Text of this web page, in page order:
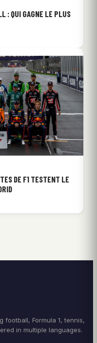
: QUI GAGNE LE PLUS
DE F1 TESTENT LE
football, Formula 1, tennis,
in multiple languages.